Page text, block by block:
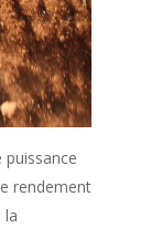
rendement
la